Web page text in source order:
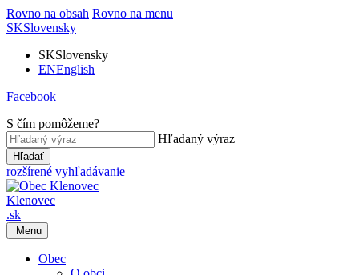
Rovno na obsah Rovno na menu
SKSlovensky
SKSlovensky
ENEnglish
Facebook
S čím pomôžeme?
Hľadaný výraz
Hľadať
rozšírené vyhľadávanie
Klenovec
.sk
Menu
Obec